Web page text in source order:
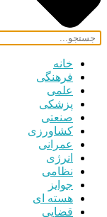
خانه
فرهنگی
علمی
پزشکی
صنعتی
کشاورزی
عمرانی
انرژی
نظامی
جوایز
هسته ای
قضایی